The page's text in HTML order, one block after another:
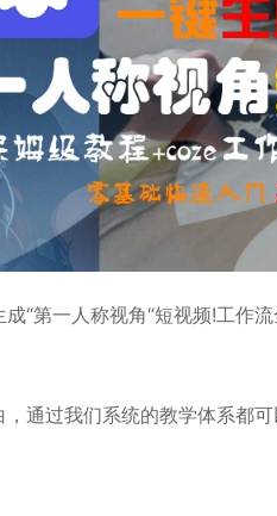
“第一人称视角“短视频!工作
通过我们系统的教学体系都